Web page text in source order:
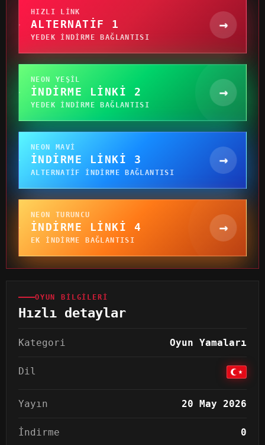
HIZLI LINK
ALTERNATIF 1
YEDEK INDIRME BAĞLANTISI
→
NEON YEŞIL
İNDIRME LINKI 2
YEDEK INDIRME BAĞLANTISI
→
NEON MAVI
İNDIRME LINKI 3
ALTERNATIF INDIRME BAĞLANTISI
→
NEON TURUNCU
İNDIRME LINKI 4
EK INDIRME BAĞLANTISI
→
OYUN BILGILERI
Hızlı detaylar
Kategori Oyun Yamaları
Dil
Yayın 20 May 2026
İndirme 0